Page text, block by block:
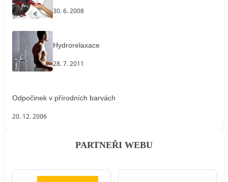
30. 6. 2008
Hydrorelaxace
28. 7. 2011
Odpočinek v přírodních barvách
20. 12. 2006
PARTNEŘI WEBU